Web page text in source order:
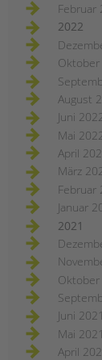
Februar
2022
Oktober
August
Juni
Mai
April
März
Februar
Januar
2021
Oktober
Juni
Mai
April